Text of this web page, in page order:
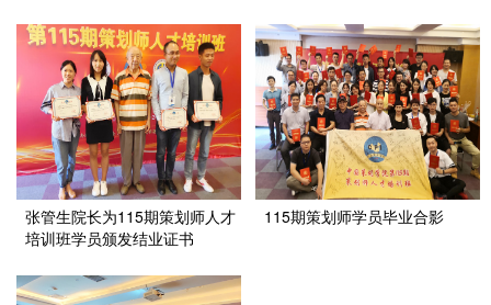
张管生院长为115期策划师人才
培训班学员颁发结业证书
115期策划师学员毕业合影